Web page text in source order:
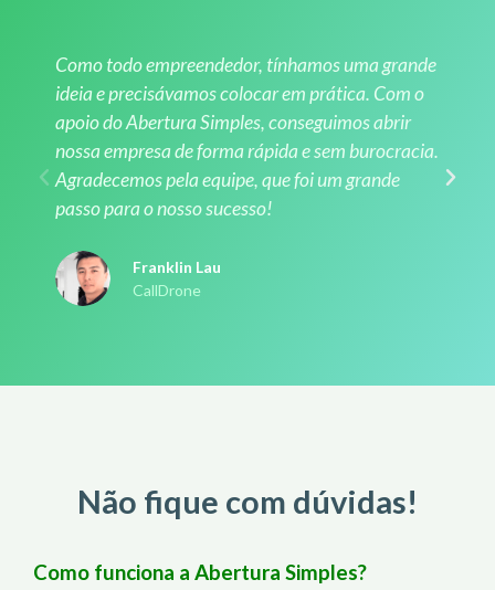
Como todo empreendedor, tínhamos uma grande
ideia e precisávamos colocar em prática. Com o
apoio do Abertura Simples, conseguimos abrir
nossa empresa de forma rápida e sem burocracia.
Agradecemos pela equipe, que foi um grande
passo para o nosso sucesso!
Franklin Lau
CallDrone
Não fique com dúvidas!
Como funciona a Abertura Simples?